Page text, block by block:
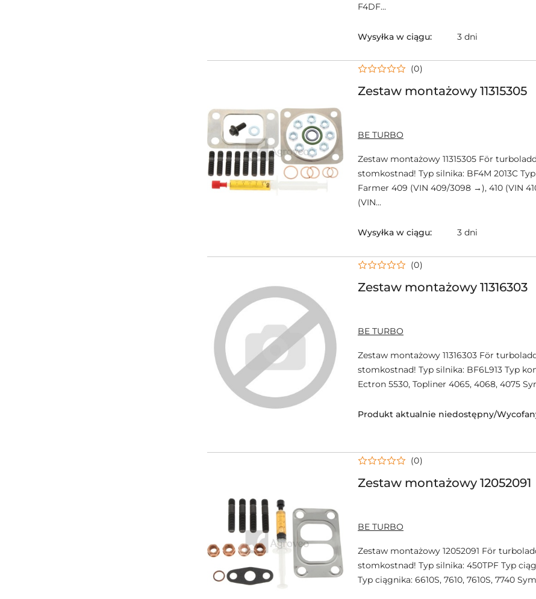
F4DF...
Wysyłka w ciągu: 3 dni
Zestaw montażowy 11315305
(0)
NAZWA
PRODUCENTA:
BE TURBO
Zestaw montażowy 11315305 För
stomkostnad! Typ silnika: BF4M 2013C
Farmer 409 (VIN 409/3098 →), 410 (VIN
(VIN...
Wysyłka w ciągu: 3 dni
Zestaw montażowy 11316303
(0)
NAZWA
PRODUCENTA:
BE TURBO
Zestaw montażowy 11316303 För
stomkostnad! Typ silnika: BF6L913 Typ
Ectron 5530, Topliner 4065, 4068, 4075
Produkt aktualnie niedostępny/
Zestaw montażowy 12052091
(0)
NAZWA
PRODUCENTA:
BE TURBO
Zestaw montażowy 12052091 För
stomkostnad! Typ silnika: 450TPF Typ
Typ ciągnika: 6610S, 7610, 7610S, 7740